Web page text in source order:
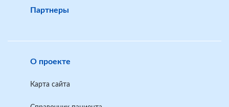
Партнеры
О проекте
Карта сайта